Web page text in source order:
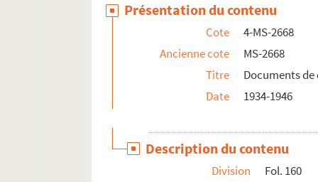
Présentation du contenu
Cote
4-MS-2668
Ancienne cote
MS-2668
Titre
Documents
Date
1934-1946
Description du contenu
Division
Fol. 160